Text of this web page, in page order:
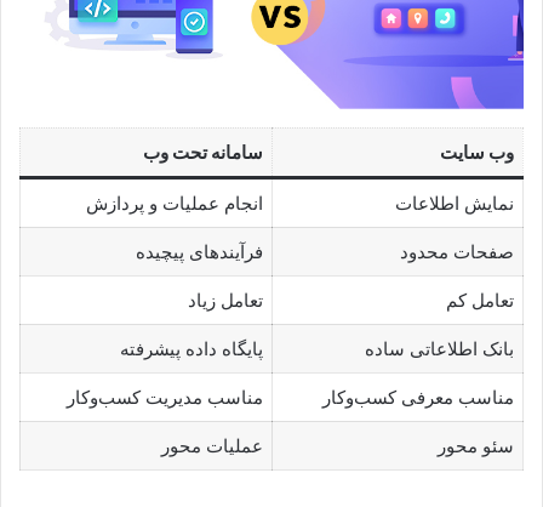
وب سایت سامانه تحت وب
نمایش اطلاعات انجام عملیات و پردازش
صفحات محدود فرآیندهای پیچیده
تعامل کم تعامل زیاد
بانک اطلاعاتی ساده پایگاه داده پیشرفته
مناسب معرفی کسب‌وکار مناسب مدیریت کسب‌وکار
سئو محور عملیات محور